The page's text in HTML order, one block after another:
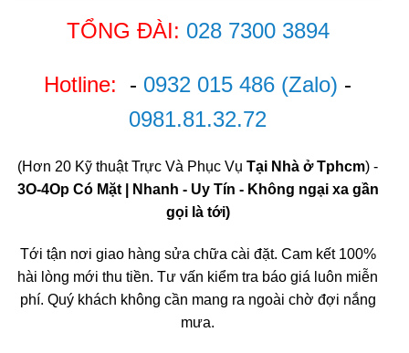
TỔNG ĐÀI: 028 7300 3894
Hotline: - 0932 015 486 (Zalo) -
0981.81.32.72
(Hơn 20 Kỹ thuật Trực Và Phục Vụ Tại Nhà ở Tphcm) -
3O-4Op Có Mặt | Nhanh - Uy Tín - Không ngại xa gần
gọi là tới)
Tới tận nơi giao hàng sửa chữa cài đặt. Cam kết 100%
hài lòng mới thu tiền. Tư vấn kiểm tra báo giá luôn miễn
phí. Quý khách không cần mang ra ngoài chờ đợi nắng
mưa.